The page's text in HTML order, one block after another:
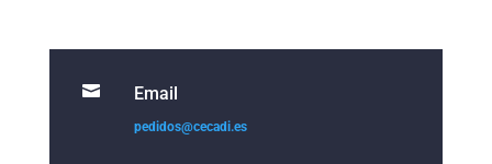
 Email
pedidos@cecadi.es